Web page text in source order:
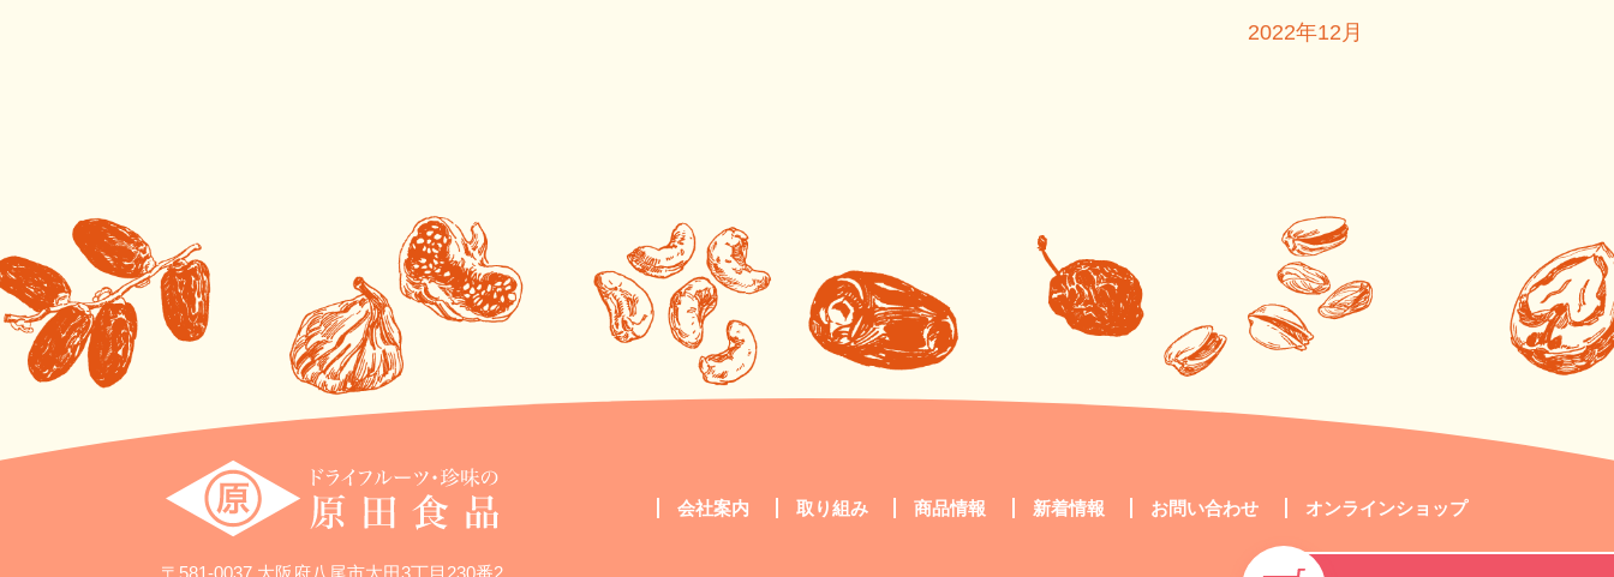
2022年12月
〒581-0037 大阪府八尾市太田3丁目230番2
会社案内 取り組み 商品情報 新着情報 お問い合わせ オンラインショップ